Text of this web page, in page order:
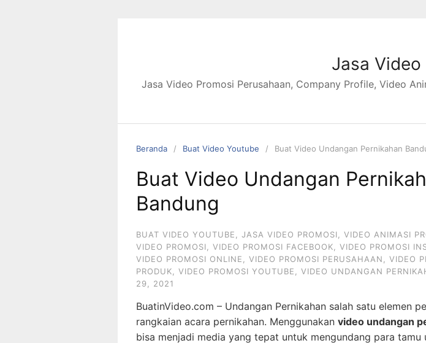
Jasa Video
Jasa Video Promosi Perusahaan, Company Profile, Video
Beranda Buat Video Youtube Buat Video Undangan Pernikahan
Buat Video Undangan
Bandung
BUAT VIDEO YOUTUBE JASA VIDEO PROMOSI VIDEO ANIMASI
VIDEO PROMOSI
VIDEO PROMOSI FACEBOOK VIDEO PROMOSI
VIDEO PROMOSI ONLINE
VIDEO PROMOSI PERUSAHAAN
VIDEO
PRODUK
VIDEO PROMOSI YOUTUBE VIDEO UNDANGAN
29, 2021
BuatinVideo.com – Undangan Pernikahan salah satu elemen
rangkaian acara pernikahan. Menggunakan video undangan
bisa menjadi media yang tepat untuk mengundang para tamu